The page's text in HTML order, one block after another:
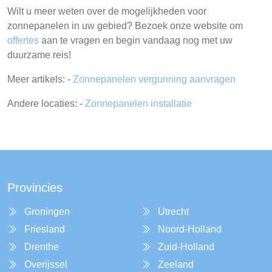
Wilt u meer weten over de mogelijkheden voor
zonnepanelen in uw gebied? Bezoek onze website om
offertes aan te vragen en begin vandaag nog met uw
duurzame reis!
Meer artikels: - Zonnepanelen vergunning aanvragen
Andere locaties: - Zonnepanelen installatie
Provincies
Groningen
Friesland
Drenthe
Overijssel
Utrecht
Noord-Holland
Zuid-Holland
Zeeland